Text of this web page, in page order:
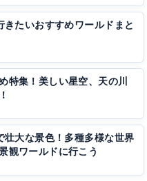
きたいおすすめワールドまと
特集！美しい星空、天の川
壮大な景色！多種多様な世界
観ワールドに行こう